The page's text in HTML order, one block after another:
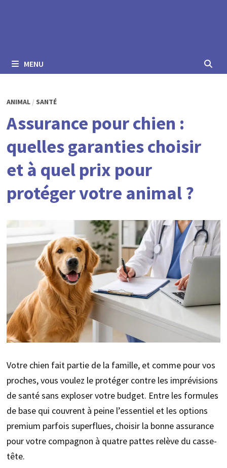
MENU
ANIMAL/ SANTÉ
Assurance pour chien :
quelles garanties choisir
et à quel prix pour
protéger votre animal ?
Votre chien fait partie de la famille, et comme pour vos
proches, vous voulez le protéger contre les imprévisions
de santé sans exploser votre budget. Entre les formules
de base qui couvrent à peine l’essentiel et les options
premium parfois superflues, choisir la bonne assurance
pour votre compagnon à quatre pattes relève du casse-
tête.